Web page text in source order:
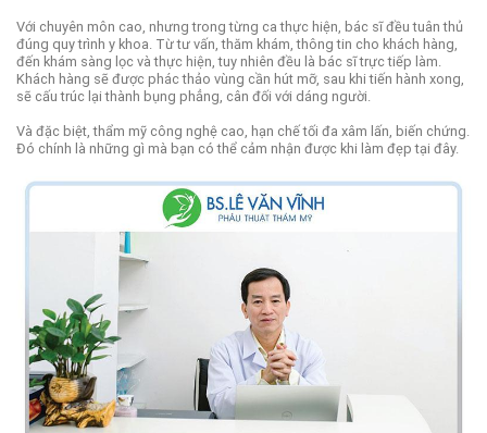
Với chuyên môn cao, nhưng trong từng ca thực hiện, bác sĩ đều tuân thủ
đúng quy trình y khoa. Từ tư vấn, thăm khám, thông tin cho khách hàng,
đến khám sàng lọc và thực hiện, tuy nhiên đều là bác sĩ trực tiếp làm.
Khách hàng sẽ được phác thảo vùng cần hút mỡ, sau khi tiến hành xong,
sẽ cấu trúc lại thành bụng phẳng, cân đối với dáng người.
Và đặc biệt, thẩm mỹ công nghệ cao, hạn chế tối đa xâm lấn, biến chứng.
Đó chính là những gì mà bạn có thể cảm nhận được khi làm đẹp tại đây.